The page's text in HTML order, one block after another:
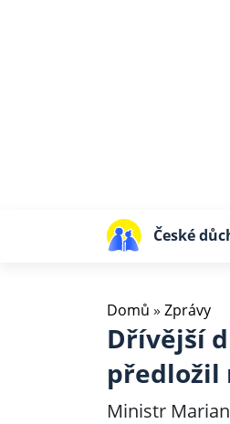
České
Domů » Zprávy
Dřívější
předložil
Ministr